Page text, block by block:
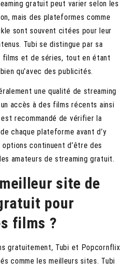
gratuit peut varier selon les
mais des plateformes comme
sont souvent citées pour leur
Tubi se distingue par sa
films et de séries, tout en étant
qu’avec des publicités.
une qualité de streaming
accès à des films récents ainsi
est recommandé de vérifier la
chaque plateforme avant d’y
continuent d’être des
amateurs de streaming gratuit.
site de
pour
films ?
gratuitement, Tubi et Popcornflix
comme les meilleurs sites. Tubi